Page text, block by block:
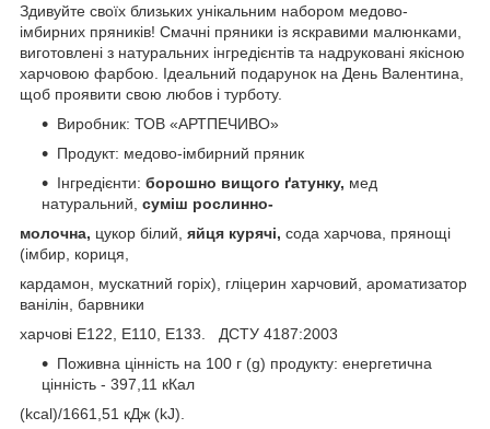
Здивуйте своїх близьких унікальним набором медово-
імбирних пряників! Смачні пряники із яскравими малюнками,
виготовлені з натуральних інгредієнтів та надруковані якісною
харчовою фарбою. Ідеальний подарунок на День Валентина,
щоб проявити свою любов і турботу.
Виробник: ТОВ «АРТПЕЧИВО»
Продукт: медово-імбирний пряник
Інгредієнти: борошно вищого ґатунку, мед
натуральний, суміш рослинно-
молочна, цукор білий, яйця курячі, сода харчова, прянощі
(імбир, кориця,
кардамон, мускатний горіх), гліцерин харчовий, ароматизатор
ванілін, барвники
харчові Е122, E110, E133. ДСТУ 4187:2003
Поживна цінність на 100 г (g) продукту: енергетична
цінність - 397,11 кКал
(kcal)/1661,51 кДж (kJ).